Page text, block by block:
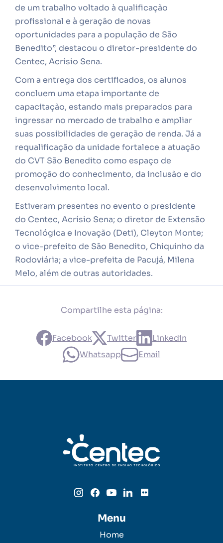
de um trabalho voltado à qualificação
profissional e à geração de novas
oportunidades para a população de São
Benedito”, destacou o diretor-presidente do
Centec, Acrísio Sena.
Com a entrega dos certificados, os alunos
concluem uma etapa importante de
capacitação, estando mais preparados para
ingressar no mercado de trabalho e ampliar
suas possibilidades de geração de renda. Já a
requalificação da unidade fortalece a atuação
do CVT São Benedito como espaço de
promoção do conhecimento, da inclusão e do
desenvolvimento local.
Estiveram presentes no evento o presidente
do Centec, Acrísio Sena; o diretor de Extensão
Tecnológica e Inovação (Deti), Cleyton Monte;
o vice-prefeito de São Benedito, Chiquinho da
Rodoviária; a vice-prefeita de Pacujá, Milena
Melo, além de outras autoridades.
Compartilhe esta página:
Facebook Twitter
Linkedin
Whatsapp
Email
Menu
Home